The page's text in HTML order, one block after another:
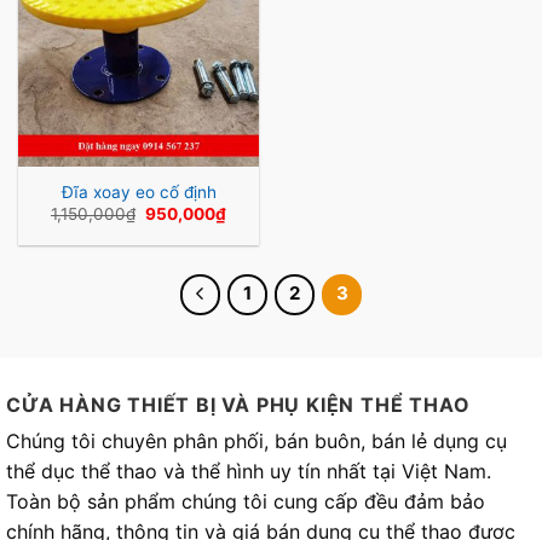
Đĩa xoay eo cố định
1,150,000₫ Giá
là:
950,000₫Giá
tại
950,000₫.
1 2 3
CỬA HÀNG THIẾT BỊ VÀ PHỤ KIỆN THỂ THAO
Chúng tôi chuyên phân phối, bán buôn, bán lẻ dụng cụ
thể dục thể thao và thể hình uy tín nhất tại Việt Nam.
Toàn bộ sản phẩm chúng tôi cung cấp đều đảm bảo
chính hãng, thông tin và giá bán dụng cụ thể thao được